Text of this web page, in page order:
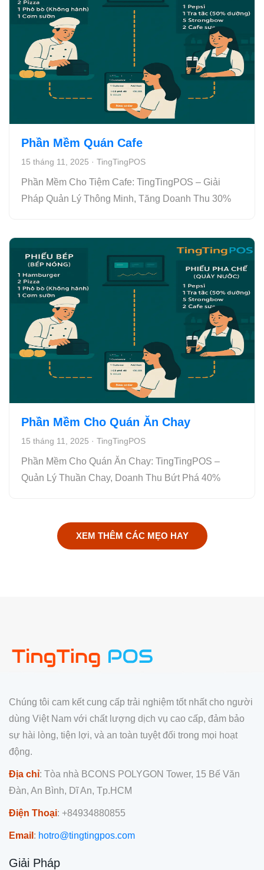
Phần Mềm Quán Cafe
15 tháng 11, 2025 · TingTingPOS
Phần Mềm Cho Tiệm Cafe: TingTingPOS – Giải
Pháp Quản Lý Thông Minh, Tăng Doanh Thu 30%
Phần Mềm Cho Quán Ăn Chay
15 tháng 11, 2025 · TingTingPOS
Phần Mềm Cho Quán Ăn Chay: TingTingPOS –
Quản Lý Thuần Chay, Doanh Thu Bứt Phá 40%
XEM THÊM CÁC MẸO HAY
Chúng tôi cam kết cung cấp trải nghiệm tốt nhất cho người
dùng Việt Nam với chất lượng dịch vụ cao cấp, đảm bảo
sự hài lòng, tiện lợi, và an toàn tuyệt đối trong mọi hoạt
động.
Địa chỉ: Tòa nhà BCONS POLYGON Tower, 15 Bế Văn
Đàn, An Bình, Dĩ An, Tp.HCM
Điện Thoại: +84934880855
Email : hotro@tingtingpos.com
Giải Pháp